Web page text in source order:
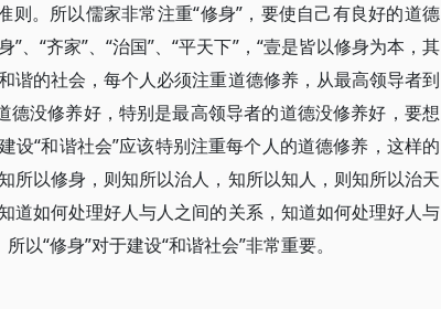
。所以儒家非常注重“修身”，要使自己有良好的道德
、“齐家”、“治国”、“平天下”，“壹是皆以修身为本，其
谐的社会，每个人必须注重道德修养，从最高领导者到
没修养好，特别是最高领导者的道德没修养好，要想
设“和谐社会”应该特别注重每个人的道德修养，这样的
所以修身，则知所以治人，知所以知人，则知所以治天
道如何处理好人与人之间的关系，知道如何处理好人与
以“修身”对于建设“和谐社会”非常重要。